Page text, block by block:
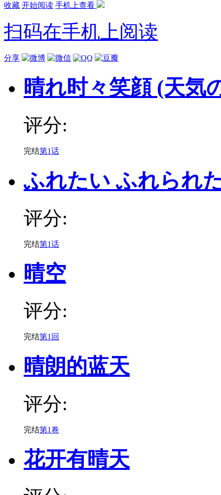
收藏 开始阅读 手机上查看
扫码在手机上阅读
分享
晴れ时々笑顔 (天気
评分:
完结第1话
ふれたい ふれられ
评分:
完结第1话
晴空
评分:
完结第1回
晴朗的蓝天
评分:
完结第1卷
花开有晴天